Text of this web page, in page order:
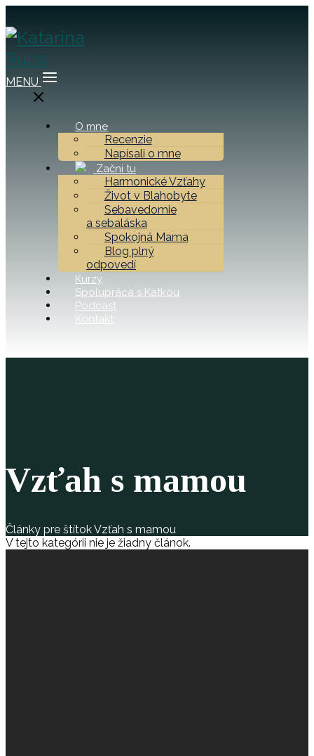
MENU
O mne
Recenzie
Napísali o mne
Začni tu
Harmonické Vzťahy
Život v Blahobyte
Sebavedomie
a sebaláska
Spokojná Mama
Blog plný
odpovedí
Kurzy
Spolupráca s Katkou
Podcast
Kontakt
Vzťah s mamou
Články pre štítok Vzťah s mamou
V tejto kategórii nie je žiadny článok.